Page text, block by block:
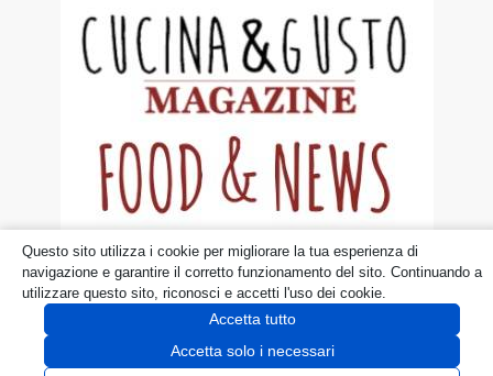
© dueruoteinviaggio.it
Disclaimer Privacy Policy Cookie
Questo sito utilizza i cookie per migliorare la tua esperienza di
navigazione e garantire il corretto funzionamento del sito. Continuando a
utilizzare questo sito, riconosci e accetti l'uso dei cookie.
Accetta tutto
Accetta solo i necessari